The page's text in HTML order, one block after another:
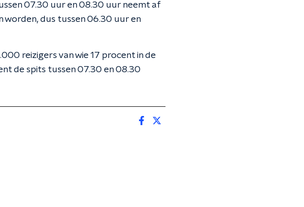
07.30 uur en 08.30 uur neemt af
worden, dus tussen 06.30 uur en
reizigers van wie 17 procent in de
de spits tussen 07.30 en 08.30